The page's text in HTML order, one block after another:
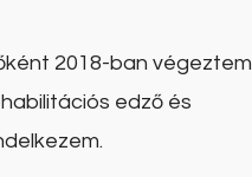
2018-ban végeztem
edző és